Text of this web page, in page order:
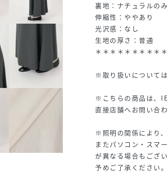
裏地：ナチュラルの
伸縮性：ややあり
光沢感：なし
生地の厚さ：普通
＊＊＊＊＊＊＊＊＊
※取り扱いについて
※こちらの商品は、
直接店舗へお問い合
※照明の関係により
またパソコン・スマ
が異なる場合もござい
予めご了承ください。